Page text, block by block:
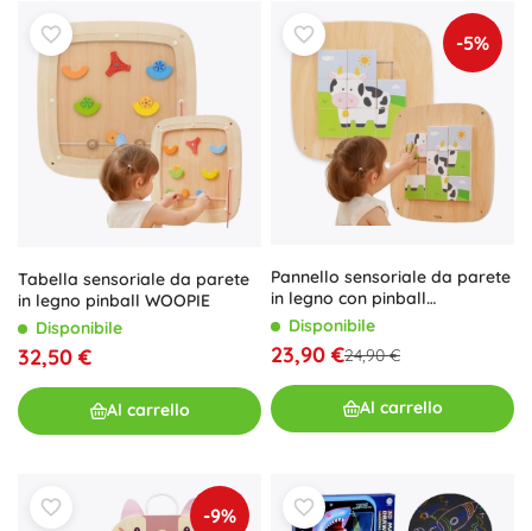
Tabella sensoriale da parete
in legno pinball WOOPIE
Disponibile
32,50 €
Al carrello
-5%
Pannello sensoriale da parete
in legno con pinball
magnetico Woopie
Disponibile
23,90 €24,90 €
Al carrello
-9%